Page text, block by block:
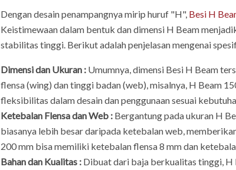
Dengan desain penampangnya mirip huruf "H", Besi H
Keistimewaan dalam bentuk dan dimensi H Beam
stabilitas tinggi. Berikut adalah penjelasan mengenai
Dimensi dan Ukuran :Umumnya, dimensi Besi H Beam
flensa (wing) dan tinggi badan (web), misalnya, H Beam
fleksibilitas dalam desain dan penggunaan sesuai
Ketebalan Flensa dan Web :Bergantung pada ukuran H
biasanya lebih besar daripada ketebalan web,
200 mm bisa memiliki ketebalan flensa 8 mm dan
Bahan dan Kualitas :Dibuat dari baja berkualitas tinggi, H